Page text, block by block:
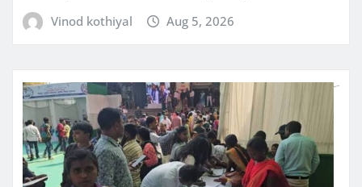
Vinod kothiyal Aug 5, 2026